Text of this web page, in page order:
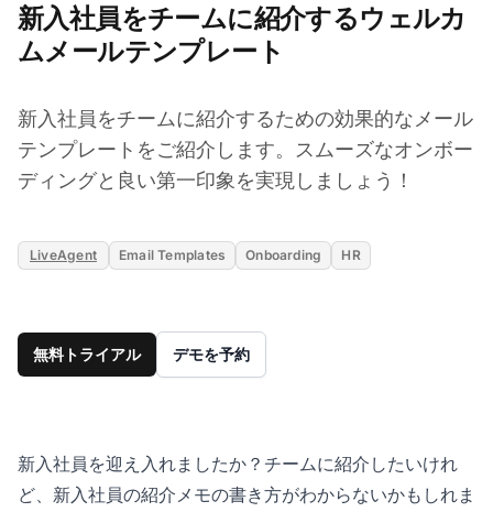
新入社員をチームに紹介するウェルカ
ムメールテンプレート
新入社員をチームに紹介するための効果的なメール
テンプレートをご紹介します。スムーズなオンボー
ディングと良い第一印象を実現しましょう！
LiveAgent Email Templates Onboarding HR
無料トライアル デモを予約
新入社員を迎え入れましたか？チームに紹介したいけれ
ど、新入社員の紹介メモの書き方がわからないかもしれま